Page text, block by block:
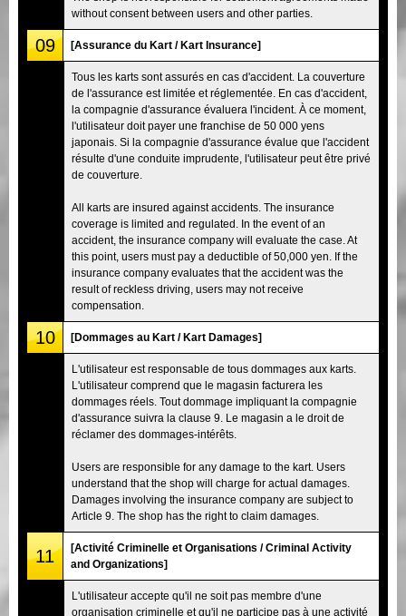
without consent between users and other parties.
09 [Assurance du Kart / Kart Insurance]
Tous les karts sont assurés en cas d'accident. La couverture
de l'assurance est limitée et réglementée. En cas d'accident,
la compagnie d'assurance évaluera l'incident. À ce moment,
l'utilisateur doit payer une franchise de 50 000 yens
japonais. Si la compagnie d'assurance évalue que l'accident
résulte d'une conduite imprudente, l'utilisateur peut être privé
de couverture.
All karts are insured against accidents. The insurance
coverage is limited and regulated. In the event of an
accident, the insurance company will evaluate the case. At
this point, users must pay a deductible of 50,000 yen. If the
insurance company evaluates that the accident was the
result of reckless driving, users may not receive
compensation.
10 [Dommages au Kart / Kart Damages]
L'utilisateur est responsable de tous dommages aux karts.
L'utilisateur comprend que le magasin facturera les
dommages réels. Tout dommage impliquant la compagnie
d'assurance suivra la clause 9. Le magasin a le droit de
réclamer des dommages-intérêts.
Users are responsible for any damage to the kart. Users
understand that the shop will charge for actual damages.
Damages involving the insurance company are subject to
Article 9. The shop has the right to claim damages.
11
[Activité Criminelle et Organisations / Criminal Activity
and Organizations]
L'utilisateur accepte qu'il ne soit pas membre d'une
organisation criminelle et qu'il ne participe pas à une activité